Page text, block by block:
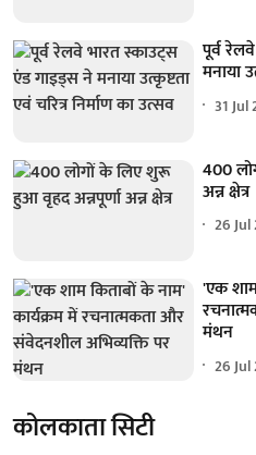
पूर्व
मनाया
31 Jul
400
अन्न क्षेत्र
26
'एक
मंथन
26
कोलकाता सिटी